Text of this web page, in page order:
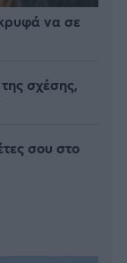
να σε
σχέσης,
σου στο